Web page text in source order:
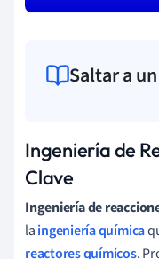
Saltar a
Ingeniería de
Clave
Ingeniería de
laingeniería química
reactores químicos.